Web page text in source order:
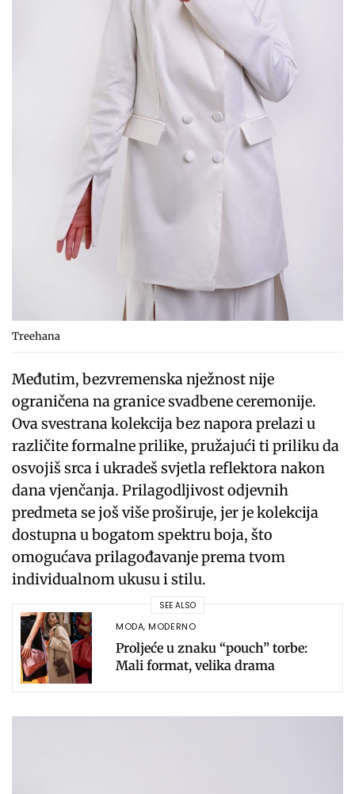
Treehana
Međutim, bezvremenska nježnost nije
ograničena na granice svadbene ceremonije.
Ova svestrana kolekcija bez napora prelazi u
različite formalne prilike, pružajući ti priliku da
osvojiš srca i ukradeš svjetla reflektora nakon
dana vjenčanja. Prilagodljivost odjevnih
predmeta se još više proširuje, jer je kolekcija
dostupna u bogatom spektru boja, što
omogućava prilagođavanje prema tvom
individualnom ukusu i stilu.
SEE ALSO
MODA,MODERNO
Proljeće u znaku “pouch” torbe:
Mali format, velika drama